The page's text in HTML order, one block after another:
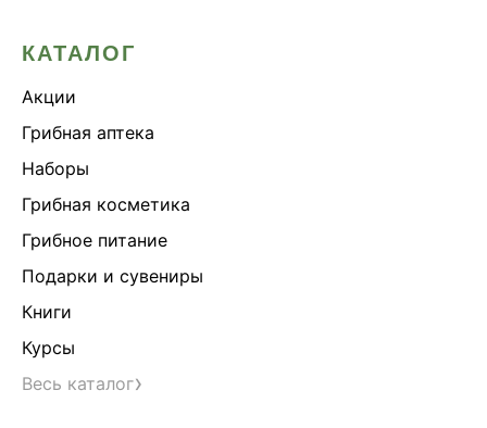
КАТАЛОГ
Акции
Грибная аптека
Наборы
Грибная косметика
Грибное питание
Подарки и сувениры
Книги
Курсы
Весь каталог›